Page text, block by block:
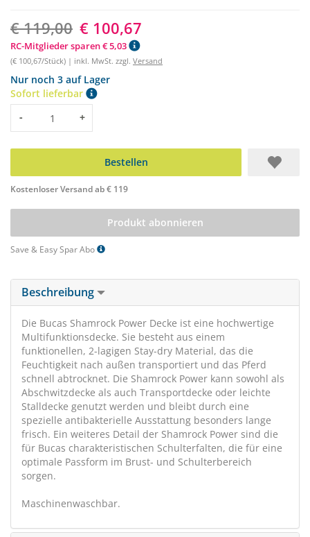
€ 119,00 € 100,67
RC-Mitglieder sparen € 5,03
(€ 100,67/Stück) | inkl. MwSt. zzgl. Versand
Nur noch 3 auf Lager
Sofort lieferbar
Menge
- +
Bestellen
Kostenloser Versand ab € 119
Produkt abonnieren
Save & Easy Spar Abo
Beschreibung
Die Bucas Shamrock Power Decke ist eine hochwertige
Multifunktionsdecke. Sie besteht aus einem
funktionellen, 2-lagigen Stay-dry Material, das die
Feuchtigkeit nach außen transportiert und das Pferd
schnell abtrocknet. Die Shamrock Power kann sowohl als
Abschwitzdecke als auch Transportdecke oder leichte
Stalldecke genutzt werden und bleibt durch eine
spezielle antibakterielle Ausstattung besonders lange
frisch. Ein weiteres Detail der Shamrock Power sind die
für Bucas charakteristischen Schulterfalten, die für eine
optimale Passform im Brust- und Schulterbereich
sorgen.
Maschinenwaschbar.